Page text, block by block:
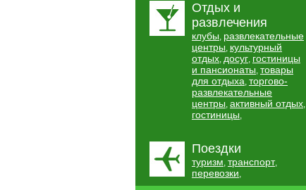
Отдых и
развлечения
клубы, развлекательные
центры, культурный
отдых, досуг, гостиницы
и пансионаты, товары
для отдыха, торгово-
развлекательные
центры, активный отдых,
гостиницы,
Поездки
туризм, транспорт,
перевозки,